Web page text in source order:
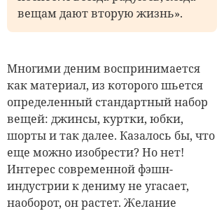
вещам дают вторую жизнь».
Многими деним воспринимается
как материал, из которого шьется
определенный стандартный набор
вещей: джинсы, куртки, юбки,
шорты и так далее. Казалось бы, что
еще можно изобрести? Но нет!
Интерес современной фэшн-
индустрии к дениму не угасает,
наоборот, он растет. Желание